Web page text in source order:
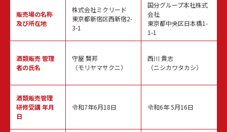
販売場の名称
及び所在地
酒類販売管理
者の氏名
酒類販売管理
研修受講 年月
日
株式会社ミクリード
東京都新宿区西新宿2-
3-1
守屋 賢邦
（モリヤマサクニ）
令和7年6月18日
国分グループ本社株式
会社
東京都中央区日本橋1-
1-1
西川 貴志
（ニシカワタカシ）
令和6年 5月16日